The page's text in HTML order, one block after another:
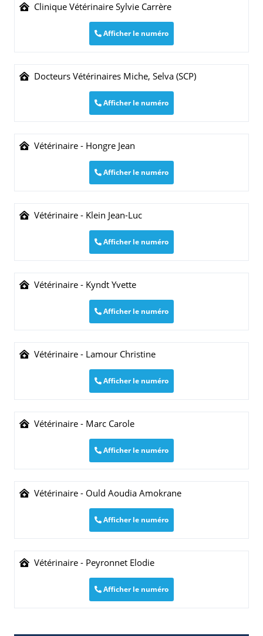
Clinique Vétérinaire Sylvie Carrère
Afficher le numéro
Docteurs Vétérinaires Miche, Selva (SCP)
Afficher le numéro
Vétérinaire - Hongre Jean
Afficher le numéro
Vétérinaire - Klein Jean-Luc
Afficher le numéro
Vétérinaire - Kyndt Yvette
Afficher le numéro
Vétérinaire - Lamour Christine
Afficher le numéro
Vétérinaire - Marc Carole
Afficher le numéro
Vétérinaire - Ould Aoudia Amokrane
Afficher le numéro
Vétérinaire - Peyronnet Elodie
Afficher le numéro